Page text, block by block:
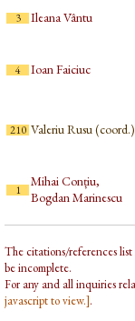
3 Ileana Vântu
4 Ioan Faiciuc
210 Valeriu Rusu (coord.)
1
Mihai Conțiu,
Bogdan Marinescu
The citations/references
be incomplete.
For any and all inquiries
javascript to view.].